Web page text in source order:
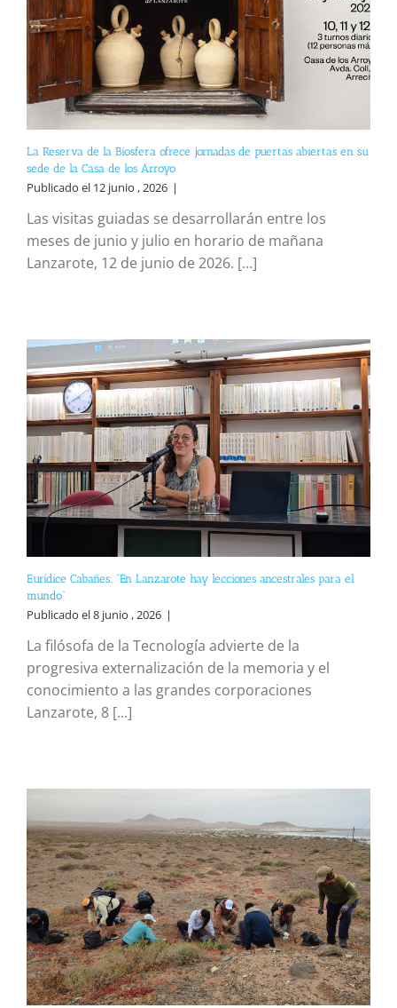
La Reserva de la Biosfera ofrece jornadas de puertas abiertas en su
sede de la Casa de los Arroyo
Publicado el 12 junio , 2026 |
Las visitas guiadas se desarrollarán entre los
meses de junio y julio en horario de mañana
Lanzarote, 12 de junio de 2026. [...]
Eurídice Cabañes: “En Lanzarote hay lecciones ancestrales para el
mundo”
Publicado el 8 junio , 2026 |
La filósofa de la Tecnología advierte de la
progresiva externalización de la memoria y el
conocimiento a las grandes corporaciones
Lanzarote, 8 [...]